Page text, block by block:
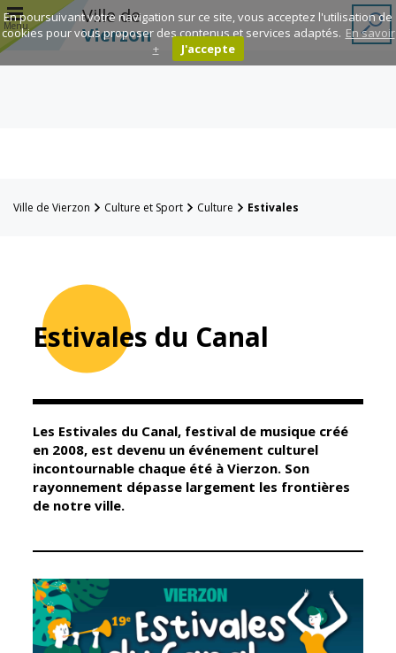
Menu
Ville de
Vierzon
Mairie
Élus
Conseil
Municipal
Ville
Marchés
publics
Cimetières
Guichet unique
Petite enfance
Multi-accueil
Scolarité
Établissements
scolaires
Ville de Vierzon Culture et Sport Culture Estivales
Estivales du Canal
Les Estivales du Canal, festival de musique créé
en 2008, est devenu un événement culturel
incontournable chaque été à Vierzon. Son
rayonnement dépasse largement les frontières
de notre ville.
En poursuivant votre navigation sur ce site, vous acceptez l'utilisation de
cookies pour vous proposer des contenus et services adaptés. En savoir
+
J'accepte